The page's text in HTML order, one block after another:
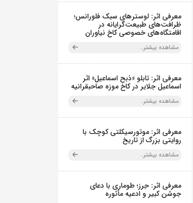
معرفی اثر: لوسترهای سبک فلورانس؛
ظرافت‌های طبیعت‌گرایانه در
اقامتگاه‌های خصوصی کاخ نیاوران
مشاهده بیشتر..
معرفی اثر: تابلو «ذبح اسماعیل» اثر
اسماعیل جلایر در کاخ موزه صاحبقرانیه
مشاهده بیشتر..
معرفی اثر: موتورسیکلتی کوچک با
روایتی بزرگ از تاریخ
مشاهده بیشتر..
معرفی اثر: حِرز؛ طوماری با دعای
جوشن کبیر و ادعیه مأثوره